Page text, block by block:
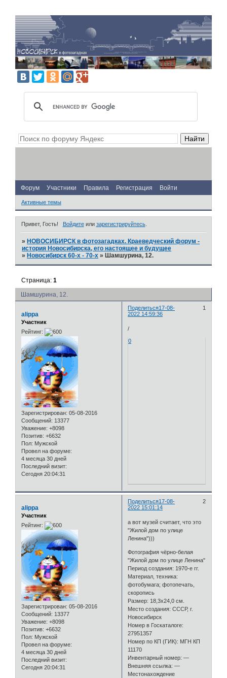
Форум Участники Правила Регистрация Войти
Активные темы
Привет, Гость! Войдитеили зарегистрируйтесь.
» НОВОСИБИРСК в фотозагадках. Краеведческий форум -
история Новосибирска, его настоящее и будущее
» Новосибирск 60-х - 70-х » Шамшурина, 12.
Шамшурина, 12.
Страница:1
Поделиться 1
17-08-
2022 14:59:36
alippa
Участник
Рейтинг:
Зарегистрирован: 05-08-2016
Сообщений: 13377
Уважение: +8098
Позитив: +6632
Пол: Мужской
Провел на форуме:
4 месяца 30 дней
Последний визит:
Сегодня 20:04:31
/
0
Поделиться 2
17-08-
2022 15:01:14
alippa
Участник
Рейтинг:
Зарегистрирован: 05-08-2016
Сообщений: 13377
Уважение: +8098
Позитив: +6632
Пол: Мужской
Провел на форуме:
4 месяца 30 дней
Последний визит:
Сегодня 20:04:31
а вот музей считает, что это
"Жилой дом по улице
Ленина")))
Фотография чёрно-белая
"Жилой дом по улице Ленина"
Период создания: 1970-е гг.
Материал, техника:
фотобумага; фотопечать,
скоропись
Размер: 18,3х24,0 см.
Место создания: СССР, г.
Новосибирск
Номер в Госкаталоге:
27951357
Номер по КП (ГИК): МГН КП
11170
Инвентарный номер: —
Внешняя ссылка: —
Местонахождение